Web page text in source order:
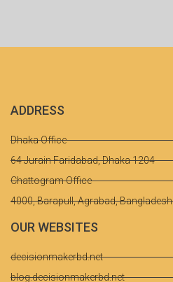
ADDRESS
Dhaka Office-
64 Jurain Faridabad, Dhaka 1204
Chattogram Office
4000, Barapull, Agrabad, Bangladesh
OUR WEBSITES
decisionmakerbd.net
blog.decisionmakerbd.net